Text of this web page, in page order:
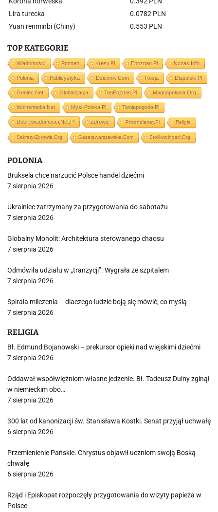
Lira turecka
0.0782 PLN
Yuan renminbi (Chiny)
0.553 PLN
TOP KATEGORIE
Wiadomości Poznań Kresy.pl Epoznan.pl Nczas.info
Polonia Publicystyka Dziennik.com Rosja Dlapolski.pl
Goniec.net Globalizacja TenPoznan.pl Magnapolonia.org
Wolnemedia.net Mysl-Polska.pl Twojapogoda.pl
Dobrewiadomosci.net.pl Zdrowie Prisonplanet.pl Religia
Sekrety-Zdrowia.org Gazetawarszawska.com Stolikwolnosci.org
POLONIA
Bruksela chce narzucić Polsce handel dziećmi
7 sierpnia 2026
Ukrainiec zatrzymany za przygotowania do sabotażu
7 sierpnia 2026
Globalny Monolit: Architektura sterowanego chaosu
7 sierpnia 2026
Odmówiła udziału w „tranzycji”. Wygrała ze szpitalem
7 sierpnia 2026
Spirala milczenia – dlaczego ludzie boją się mówić, co myślą
7 sierpnia 2026
RELIGIA
Bł. Edmund Bojanowski – prekursor opieki nad wiejskimi dziećmi
7 sierpnia 2026
Oddawał współwięźniom własne jedzenie. Bł. Tadeusz Dulny zginął
w niemieckim obo…
7 sierpnia 2026
300 lat od kanonizacji św. Stanisława Kostki. Senat przyjął uchwałę
6 sierpnia 2026
Przemienienie Pańskie. Chrystus objawił uczniom swoją Boską
chwałę
6 sierpnia 2026
Rząd i Episkopat rozpoczęły przygotowania do wizyty papieża w
Polsce